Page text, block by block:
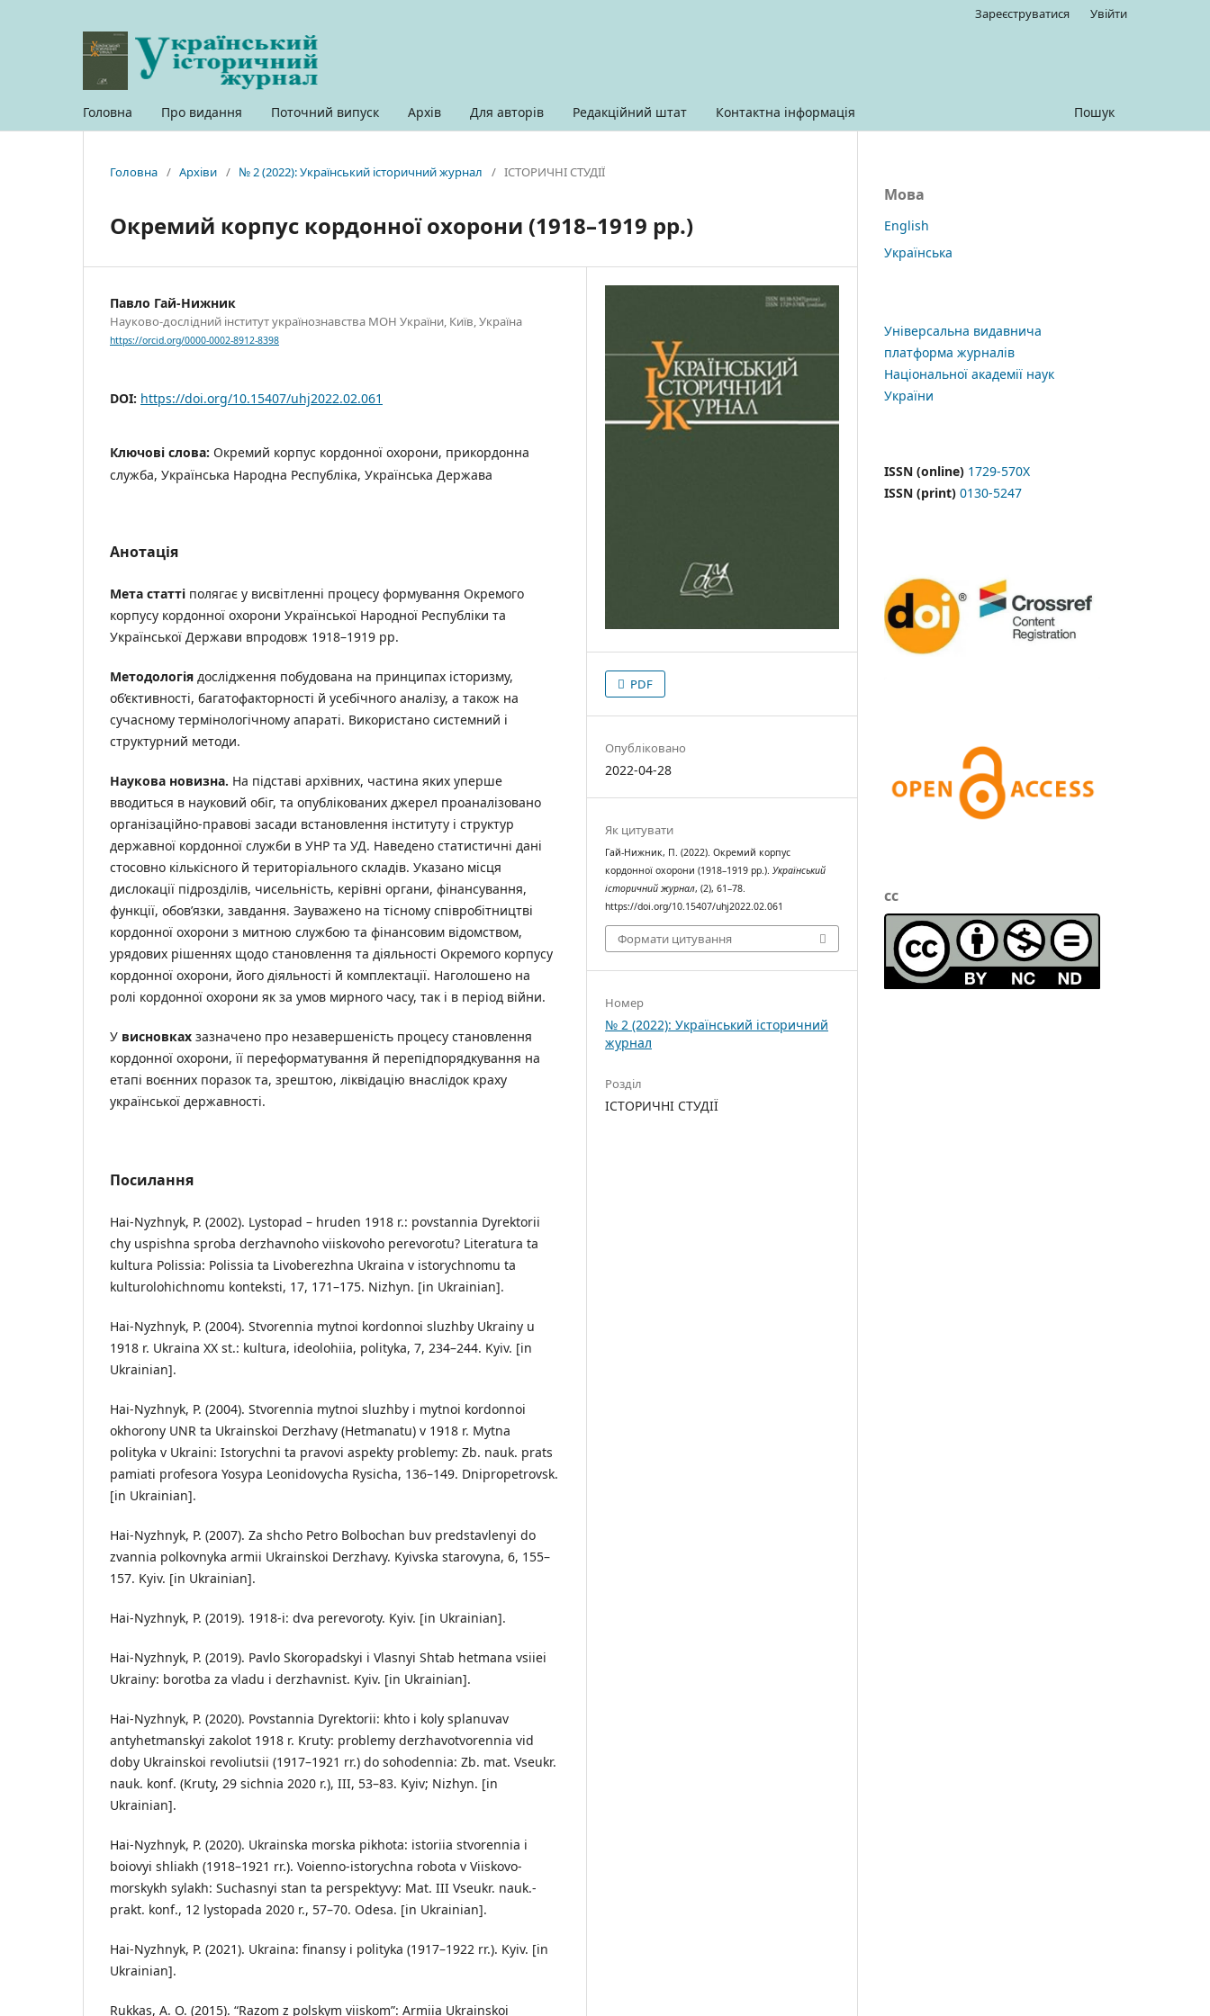
Головна Про видання Поточний випуск Архів Для авторів Редакційний штат Контактна інформація Пошук
Зареєструватися Увійти
Головна / Архіви / № 2 (2022): Український історичний журнал / ІСТОРИЧНІ СТУДІЇ
Окремий корпус кордонної охорони (1918–1919 рр.)
Павло Гай-Нижник
Науково-дослідний інститут українознавства МОН України, Київ, Україна
https://orcid.org/0000-0002-8912-8398
DOI: https://doi.org/10.15407/uhj2022.02.061
Ключові слова: Окремий корпус кордонної охорони, прикордонна
служба, Українська Народна Республіка, Українська Держава
Анотація
Мета статті полягає у висвітленні процесу формування Окремого
корпусу кордонної охорони Української Народної Республіки та
Української Держави впродовж 1918–1919 рр.
Методологія дослідження побудована на принципах історизму,
об’єктивності, багатофакторності й усебічного аналізу, а також на
сучасному термінологічному апараті. Використано системний і
структурний методи.
Наукова новизна. На підставі архівних, частина яких уперше
вводиться в науковий обіг, та опублікованих джерел проаналізовано
організаційно-правові засади встановлення інституту і структур
державної кордонної служби в УНР та УД. Наведено статистичні дані
стосовно кількісного й територіального складів. Указано місця
дислокації підрозділів, чисельність, керівні органи, фінансування,
функції, обов’язки, завдання. Зауважено на тісному співробітництві
кордонної охорони з митною службою та фінансовим відомством,
урядових рішеннях щодо становлення та діяльності Окремого корпусу
кордонної охорони, його діяльності й комплектації. Наголошено на
ролі кордонної охорони як за умов мирного часу, так і в період війни.
У висновках зазначено про незавершеність процесу становлення
кордонної охорони, її переформатування й перепідпорядкування на
етапі воєнних поразок та, зрештою, ліквідацію внаслідок краху
української державності.
Посилання
Hai-Nyzhnyk, P. (2002). Lystopad – hruden 1918 r.: povstannia Dyrektorii
chy uspishna sproba derzhavnoho viiskovoho perevorotu? Literatura ta
kultura Polissia: Polissia ta Livoberezhna Ukraina v istorychnomu ta
kulturolohichnomu konteksti, 17, 171–175. Nizhyn. [in Ukrainian].
Hai-Nyzhnyk, P. (2004). Stvorennia mytnoi kordonnoi sluzhby Ukrainy u
1918 r. Ukraina XX st.: kultura, ideolohiia, polityka, 7, 234–244. Kyiv. [in
Ukrainian].
Hai-Nyzhnyk, P. (2004). Stvorennia mytnoi sluzhby i mytnoi kordonnoi
okhorony UNR ta Ukrainskoi Derzhavy (Hetmanatu) v 1918 r. Mytna
polityka v Ukraini: Istorychni ta pravovi aspekty problemy: Zb. nauk. prats
pamiati profesora Yosypa Leonidovycha Rysicha, 136–149. Dnipropetrovsk.
[in Ukrainian].
Hai-Nyzhnyk, P. (2007). Za shcho Petro Bolbochan buv predstavlenyi do
zvannia polkovnyka armii Ukrainskoi Derzhavy. Kyivska starovyna, 6, 155–
157. Kyiv. [in Ukrainian].
Hai-Nyzhnyk, P. (2019). 1918-i: dva perevoroty. Kyiv. [in Ukrainian].
Hai-Nyzhnyk, P. (2019). Pavlo Skoropadskyi i Vlasnyi Shtab hetmana vsiiei
Ukrainy: borotba za vladu i derzhavnist. Kyiv. [in Ukrainian].
Hai-Nyzhnyk, P. (2020). Povstannia Dyrektorii: khto i koly splanuvav
antyhetmanskyi zakolot 1918 r. Kruty: problemy derzhavotvorennia vid
doby Ukrainskoi revoliutsii (1917–1921 rr.) do sohodennia: Zb. mat. Vseukr.
nauk. konf. (Kruty, 29 sichnia 2020 r.), III, 53–83. Kyiv; Nizhyn. [in
Ukrainian].
Hai-Nyzhnyk, P. (2020). Ukrainska morska pikhota: istoriia stvorennia i
boiovyi shliakh (1918–1921 rr.). Voienno-istorychna robota v Viiskovo-
morskykh sylakh: Suchasnyi stan ta perspektyvy: Mat. III Vseukr. nauk.-
prakt. konf., 12 lystopada 2020 r., 57–70. Odesa. [in Ukrainian].
Hai-Nyzhnyk, P. (2021). Ukraina: finansy i polityka (1917–1922 rr.). Kyiv. [in
Ukrainian].
Rukkas, A. O. (2015). “Razom z polskym viiskom”: Armiia Ukrainskoi
PDF
Опубліковано
2022-04-28
Як цитувати
Гай-Нижник, П. (2022). Окремий корпус
кордонної охорони (1918–1919 рр.).Український
історичний журнал, (2), 61–78.
https://doi.org/10.15407/uhj2022.02.061
Формати цитування
Номер
№ 2 (2022): Український історичний
журнал
Розділ
ІСТОРИЧНІ СТУДІЇ
Мова
English
Українська
Універсальна видавнича
платформа журналів
Національної академії наук
України
ISSN (online) 1729-570X
ISSN (print) 0130-5247
cc